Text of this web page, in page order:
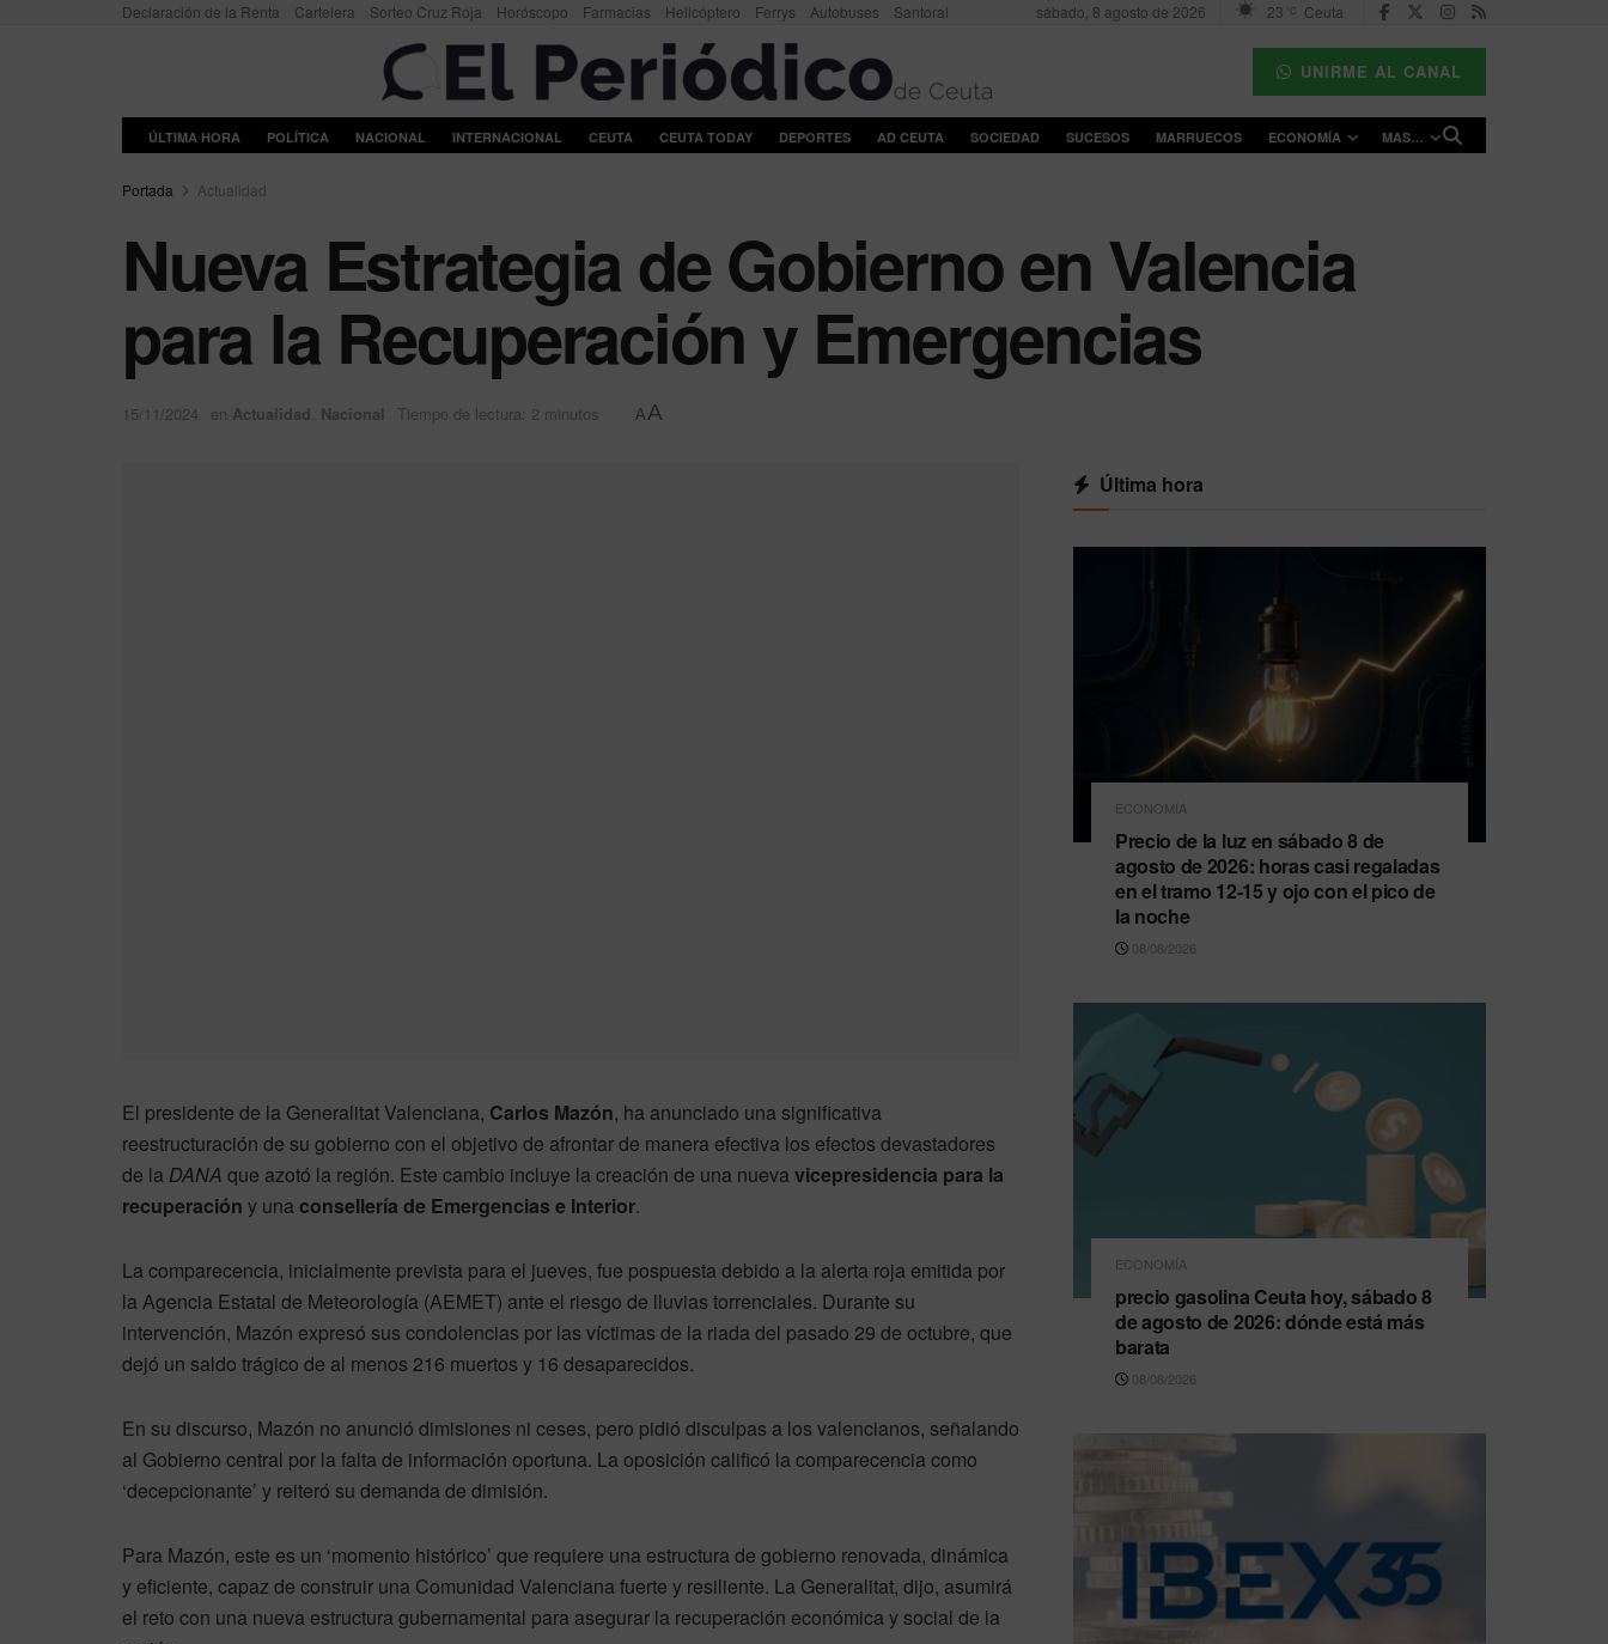
Declaración de la Renta Cartelera Sorteo Cruz Roja Horóscopo Farmacias Helicóptero Ferrys Autobuses Santoral sábado, 8 agosto de 2026 23 °C Ceuta
UNIRME AL CANAL
ÚLTIMA HORA POLÍTICA NACIONAL INTERNACIONAL CEUTA CEUTA TODAY DEPORTES AD CEUTA SOCIEDAD SUCESOS MARRUECOS ECONOMÍA MAS…
Portada Actualidad
Nueva Estrategia de Gobierno en Valencia
para la Recuperación y Emergencias
15/11/2024 en Actualidad, Nacional Tiempo de lectura: 2 minutos AA
El presidente de la Generalitat Valenciana, Carlos Mazón, ha anunciado una significativa
reestructuración de su gobierno con el objetivo de afrontar de manera efectiva los efectos devastadores
de la DANA que azotó la región. Este cambio incluye la creación de una nuevavicepresidencia para la
recuperación y unaconsellería de Emergencias e Interior.
La comparecencia, inicialmente prevista para el jueves, fue pospuesta debido a la alerta roja emitida por
la Agencia Estatal de Meteorología (AEMET) ante el riesgo de lluvias torrenciales. Durante su
intervención, Mazón expresó sus condolencias por las víctimas de la riada del pasado 29 de octubre, que
dejó un saldo trágico de al menos 216 muertos y 16 desaparecidos.
En su discurso, Mazón no anunció dimisiones ni ceses, pero pidió disculpas a los valencianos, señalando
al Gobierno central por la falta de información oportuna. La oposición calificó la comparecencia como
‘decepcionante’ y reiteró su demanda de dimisión.
Para Mazón, este es un ‘momento histórico’ que requiere una estructura de gobierno renovada, dinámica
y eficiente, capaz de construir una Comunidad Valenciana fuerte y resiliente. La Generalitat, dijo, asumirá
el reto con una nueva estructura gubernamental para asegurar la recuperación económica y social de la
Última hora
ECONOMÍA
Precio de la luz en sábado 8 de
agosto de 2026: horas casi regaladas
en el tramo 12-15 y ojo con el pico de
la noche
08/08/2026
ECONOMÍA
precio gasolina Ceuta hoy, sábado 8
de agosto de 2026: dónde está más
barata
08/08/2026